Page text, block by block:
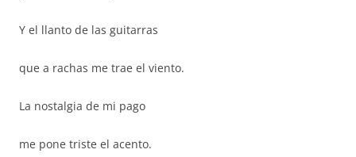
Y el llanto de las guitarras
que a rachas me trae el viento.
La nostalgia de mi pago
me pone triste el acento.